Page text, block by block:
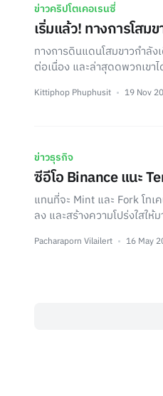
ข่าวคริปโตเคอเรนซี่
เริ่มแล้ว! ทางการโสม
ทางการดินแดนโสมขาวกำลั
ต่อเนื่อง และล่าสุดดพวกเขา
Kittiphop Phuphusit 19 Nov
ข่าวธุรกิจ
ซีอีโอ Binance แนะ
แทนที่จะ Mint และ Fork โท
ลง และสร้างความโปร่งใสให้
Pacharaporn Vilailert 16 May